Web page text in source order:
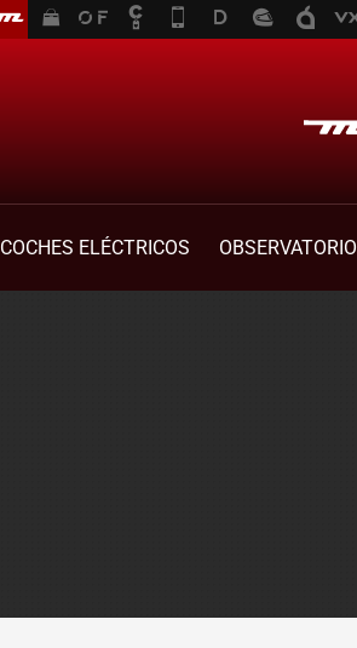
COCHES ELÉCTRICOS OBSERVATORIO